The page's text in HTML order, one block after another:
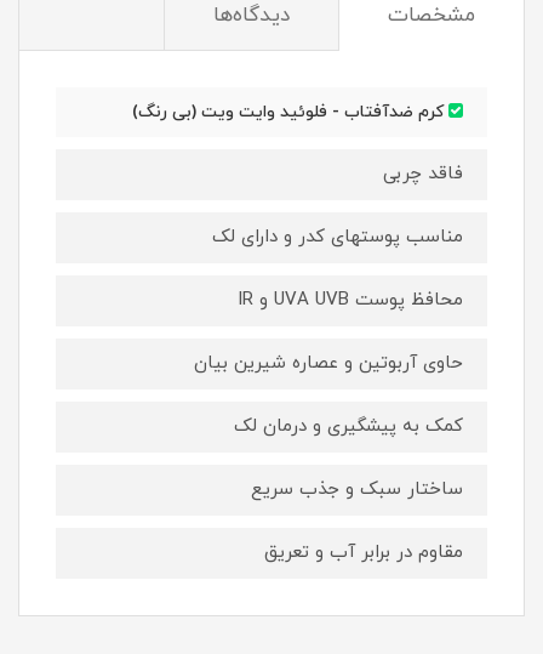
مشخصات دیدگاه‌ها
كرم ضدآفتاب - فلوئيد وایت ویت (بی رنگ)
فاقد چربی
مناسب پوستهای کدر و دارای لک
محافظ پوست UVA UVB و IR
حاوی آربوتین و عصاره شیرین بیان
کمک به پیشگیری و درمان لک
ساختار سبک و جذب سریع
مقاوم در برابر آب و تعریق